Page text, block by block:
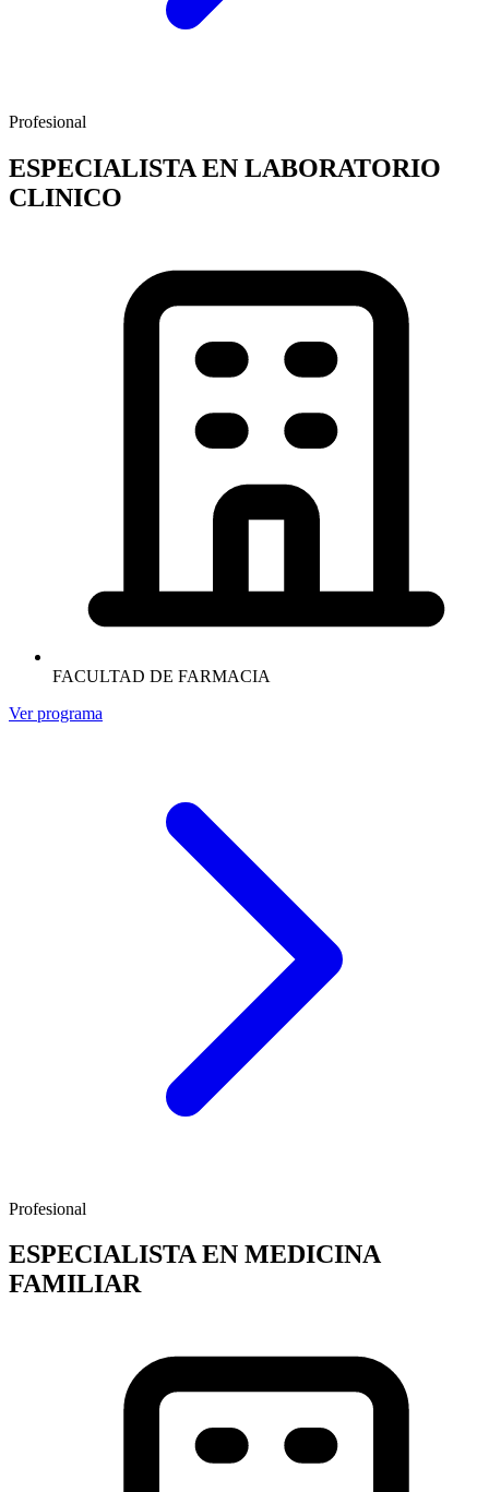
Profesional
ESPECIALISTA EN LABORATORIO
CLINICO
FACULTAD DE FARMACIA
Ver programa
Profesional
ESPECIALISTA EN MEDICINA
FAMILIAR